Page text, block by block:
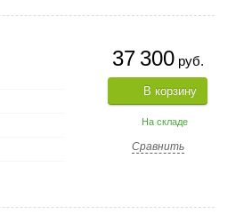
37 300руб.
В корзину
На складе
Сравнить